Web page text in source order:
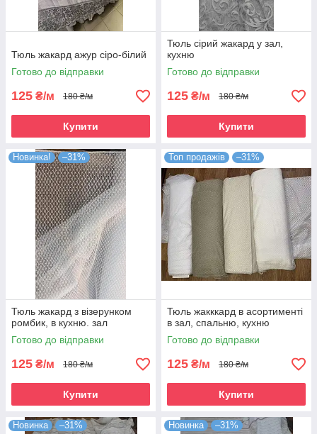
Тюль жакард ажур сіро-білий
Готово до відправки
125 ₴/м 180 ₴/м
Купити
Тюль сірий жакард у зал,
кухню
Готово до відправки
125 ₴/м 180 ₴/м
Купити
Новинка! –31%
Тюль жакард з візерунком
ромбик, в кухню. зал
Готово до відправки
125 ₴/м 180 ₴/м
Купити
Топ продажів –31%
Тюль жакккард в асортименті
в зал, спальню, кухню
Готово до відправки
125 ₴/м 180 ₴/м
Купити
Новинка –31% Новинка –31%